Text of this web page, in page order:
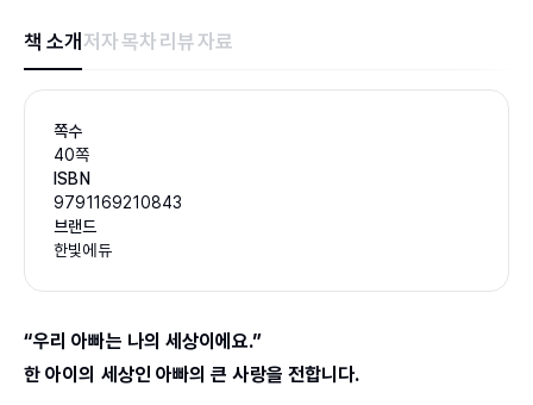
책 소개 저자목차 리뷰 자료
쪽수
40쪽
ISBN
9791169210843
브랜드
한빛에듀
“우리 아빠는 나의 세상이에요.”
한 아이의 세상인 아빠의 큰 사랑을 전합니다.